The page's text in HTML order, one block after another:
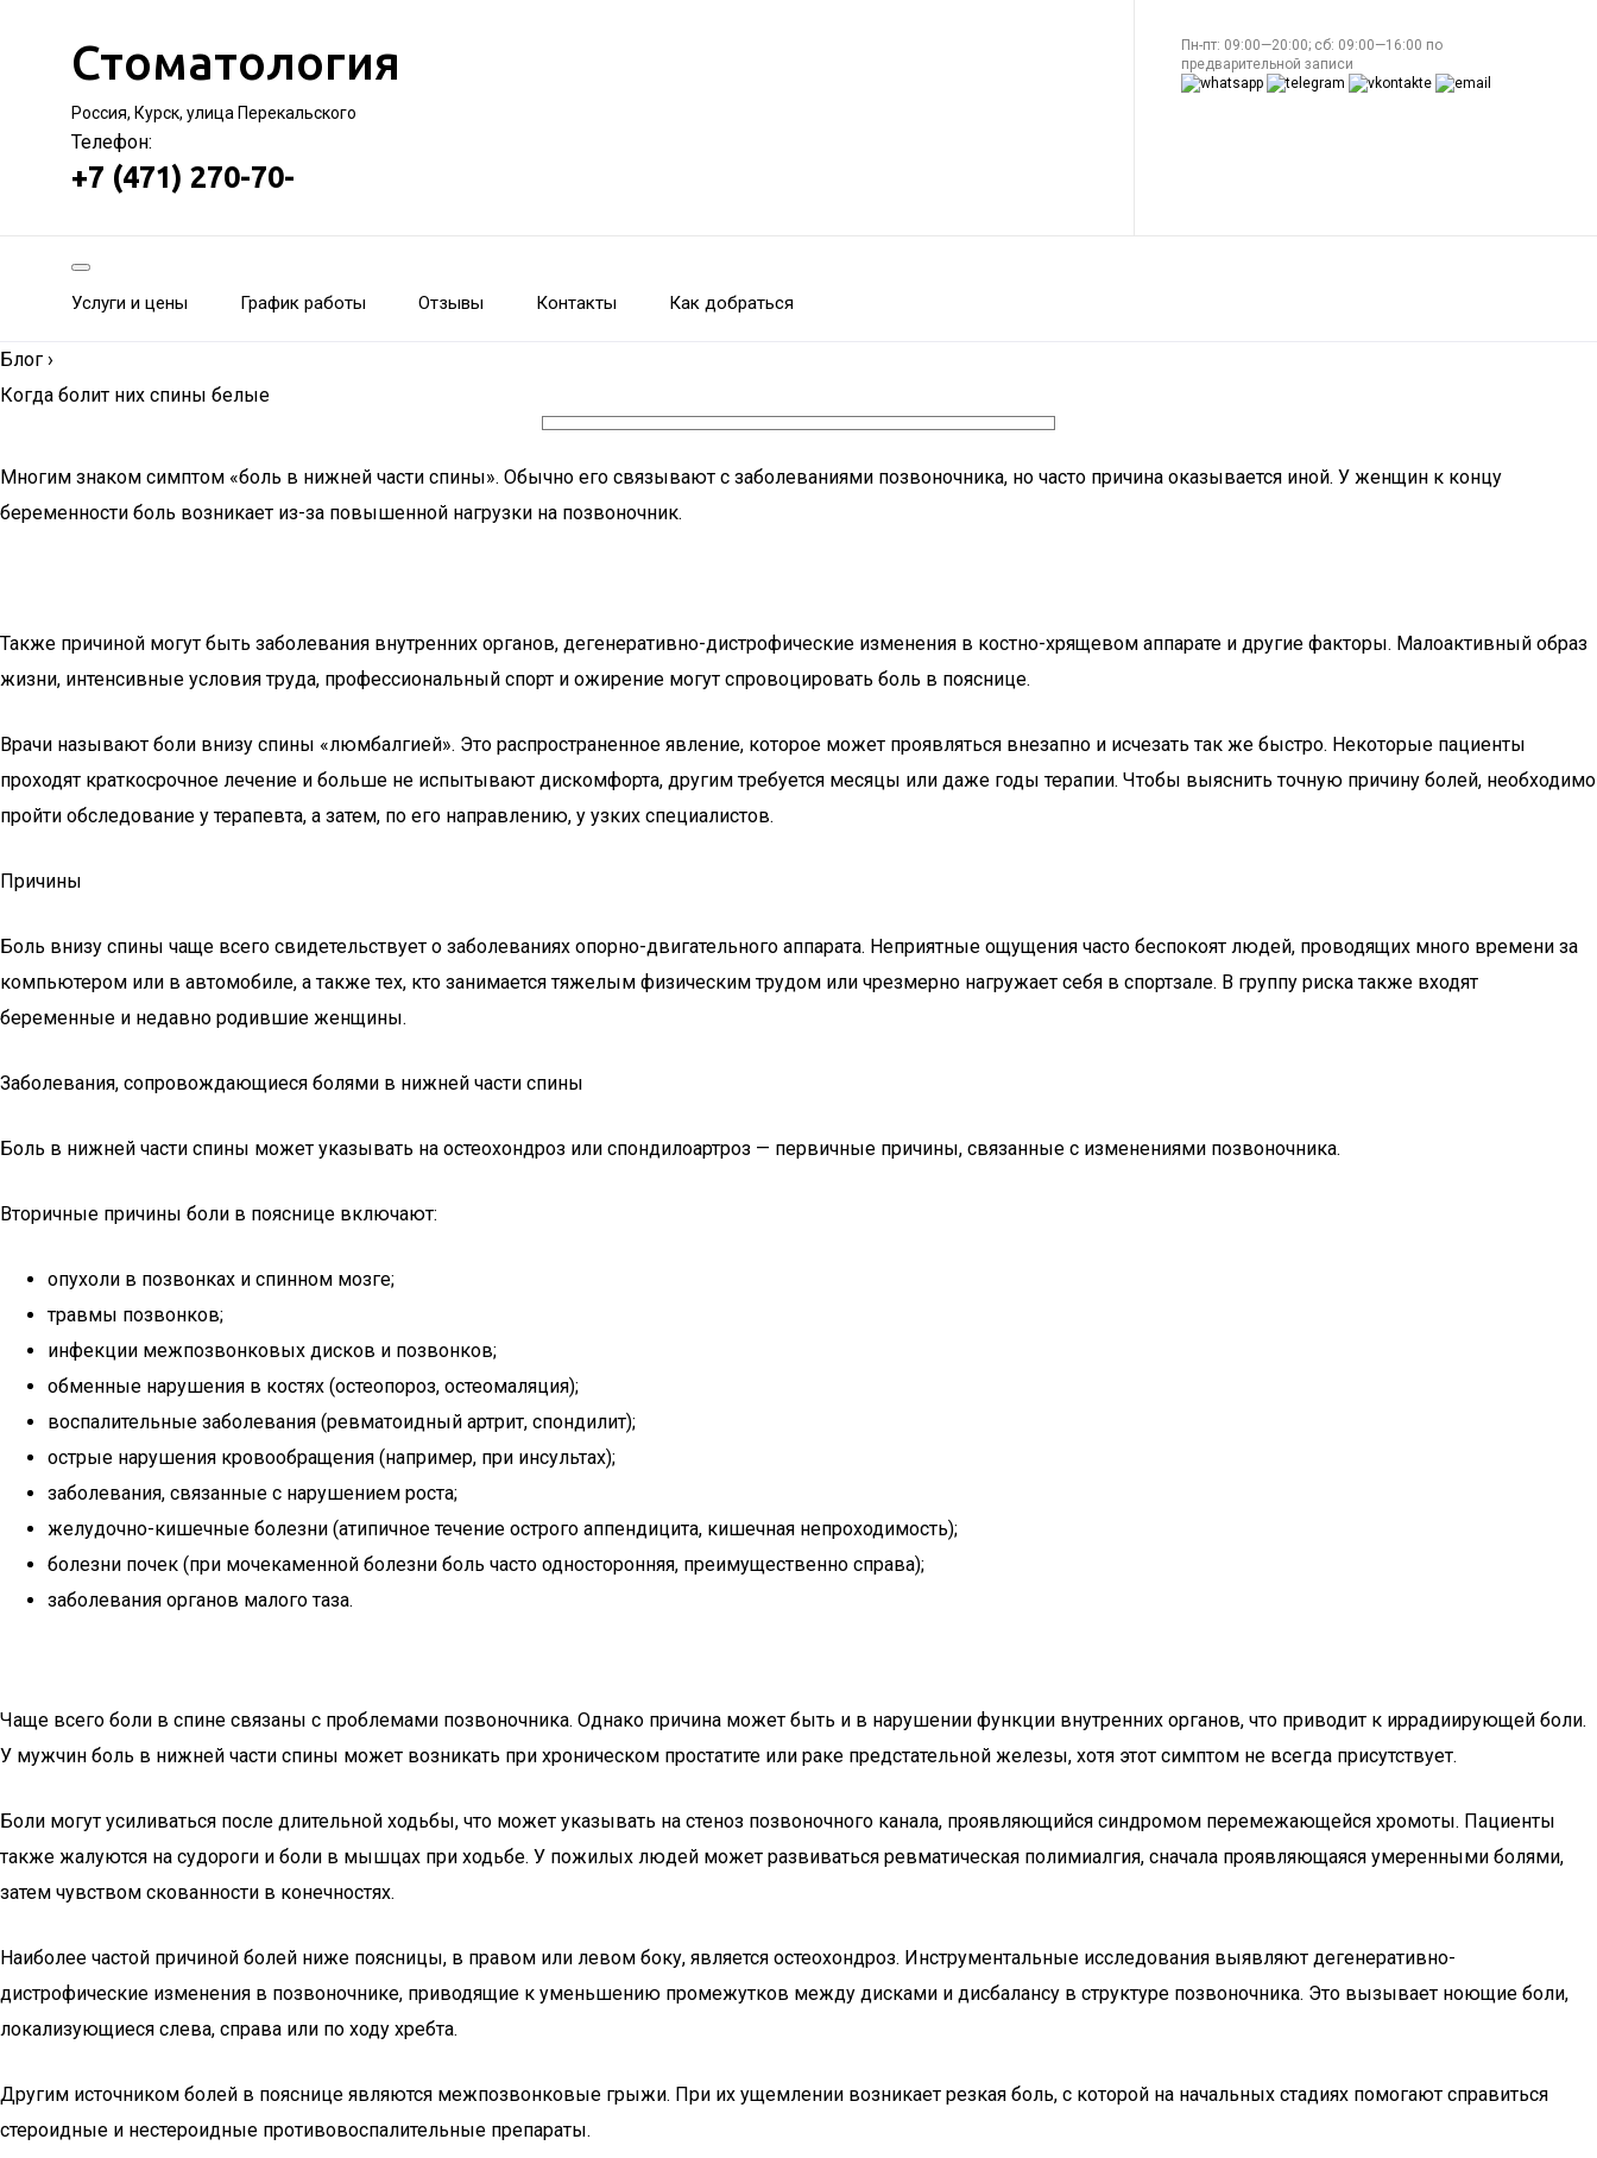
Стоматология
Россия, Курск, улица Перекальского
Телефон:
+7 (471) 270-70-
Пн-пт: 09:00—20:00; сб: 09:00—16:00 по
предварительной записи
Услуги и цены График работы Отзывы Контакты Как добраться
Блог ›
Когда болит них спины белые
Многим знаком симптом «боль в нижней части спины». Обычно его связывают с заболеваниями позвоночника, но часто причина оказывается иной. У женщин к концу
беременности боль возникает из-за повышенной нагрузки на позвоночник.
Также причиной могут быть заболевания внутренних органов, дегенеративно-дистрофические изменения в костно-хрящевом аппарате и другие факторы. Малоактивный образ
жизни, интенсивные условия труда, профессиональный спорт и ожирение могут спровоцировать боль в пояснице.
Врачи называют боли внизу спины «люмбалгией». Это распространенное явление, которое может проявляться внезапно и исчезать так же быстро. Некоторые пациенты
проходят краткосрочное лечение и больше не испытывают дискомфорта, другим требуется месяцы или даже годы терапии. Чтобы выяснить точную причину болей, необходимо
пройти обследование у терапевта, а затем, по его направлению, у узких специалистов.
Причины
Боль внизу спины чаще всего свидетельствует о заболеваниях опорно-двигательного аппарата. Неприятные ощущения часто беспокоят людей, проводящих много времени за
компьютером или в автомобиле, а также тех, кто занимается тяжелым физическим трудом или чрезмерно нагружает себя в спортзале. В группу риска также входят
беременные и недавно родившие женщины.
Заболевания, сопровождающиеся болями в нижней части спины
Боль в нижней части спины может указывать на остеохондроз или спондилоартроз — первичные причины, связанные с изменениями позвоночника.
Вторичные причины боли в пояснице включают:
опухоли в позвонках и спинном мозге;
травмы позвонков;
инфекции межпозвонковых дисков и позвонков;
обменные нарушения в костях (остеопороз, остеомаляция);
воспалительные заболевания (ревматоидный артрит, спондилит);
острые нарушения кровообращения (например, при инсультах);
заболевания, связанные с нарушением роста;
желудочно-кишечные болезни (атипичное течение острого аппендицита, кишечная непроходимость);
болезни почек (при мочекаменной болезни боль часто односторонняя, преимущественно справа);
заболевания органов малого таза.
Чаще всего боли в спине связаны с проблемами позвоночника. Однако причина может быть и в нарушении функции внутренних органов, что приводит к иррадиирующей боли.
У мужчин боль в нижней части спины может возникать при хроническом простатите или раке предстательной железы, хотя этот симптом не всегда присутствует.
Боли могут усиливаться после длительной ходьбы, что может указывать на стеноз позвоночного канала, проявляющийся синдромом перемежающейся хромоты. Пациенты
также жалуются на судороги и боли в мышцах при ходьбе. У пожилых людей может развиваться ревматическая полимиалгия, сначала проявляющаяся умеренными болями,
затем чувством скованности в конечностях.
Наиболее частой причиной болей ниже поясницы, в правом или левом боку, является остеохондроз. Инструментальные исследования выявляют дегенеративно-
дистрофические изменения в позвоночнике, приводящие к уменьшению промежутков между дисками и дисбалансу в структуре позвоночника. Это вызывает ноющие боли,
локализующиеся слева, справа или по ходу хребта.
Другим источником болей в пояснице являются межпозвонковые грыжи. При их ущемлении возникает резкая боль, с которой на начальных стадиях помогают справиться
стероидные и нестероидные противовоспалительные препараты.